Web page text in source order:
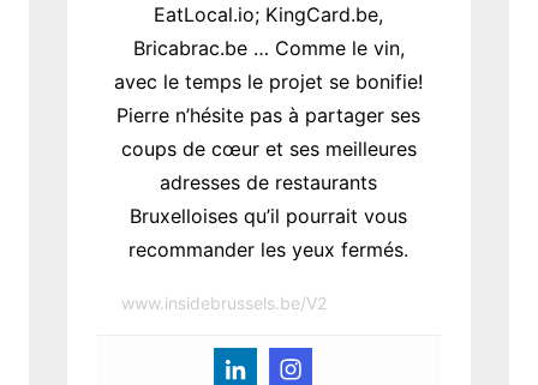
EatLocal.io; KingCard.be,
Bricabrac.be … Comme le vin,
avec le temps le projet se bonifie!
Pierre n’hésite pas à partager ses
coups de cœur et ses meilleures
adresses de restaurants
Bruxelloises qu’il pourrait vous
recommander les yeux fermés.
www.insidebrussels.be/V2